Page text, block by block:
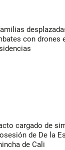
con drones
cargado de
de De la
de Cali